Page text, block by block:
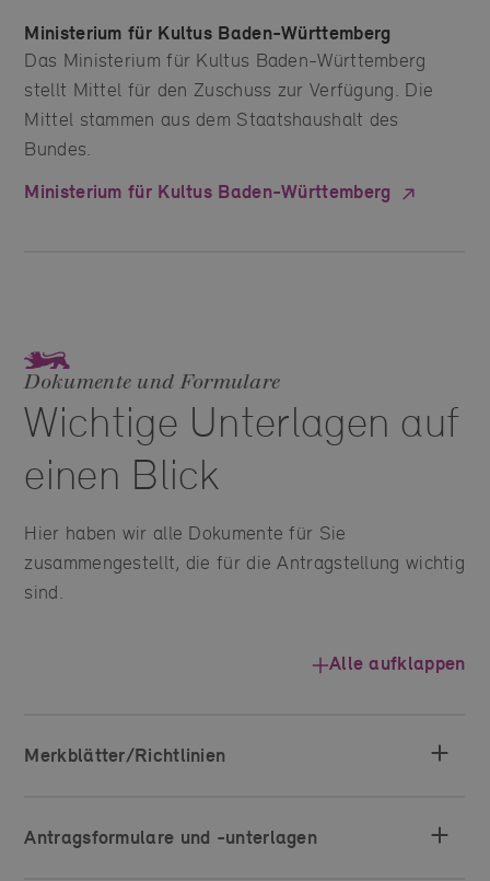
Ministerium für Kultus Baden-Württemberg
Das Ministerium für Kultus Baden-Württemberg
stellt Mittel für den Zuschuss zur Verfügung. Die
Mittel stammen aus dem Staatshaushalt des
Bundes.
Ministerium für Kultus Baden-Württemberg
Dokumente und Formulare
Wichtige Unterlagen auf
einen Blick
Hier haben wir alle Dokumente für Sie
zusammengestellt, die für die Antragstellung wichtig
sind.
Alle aufklappen
Merkblätter/Richtlinien
Antragsformulare und -unterlagen